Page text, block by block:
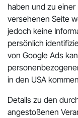
haben und zu
versehenen Seite
jedoch keine
persönlich
von Google Ads
in den USA
Details zu den
angestoßenen